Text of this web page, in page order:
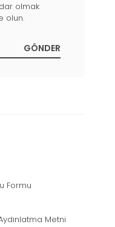
olmak
olun.
Formu
Metni